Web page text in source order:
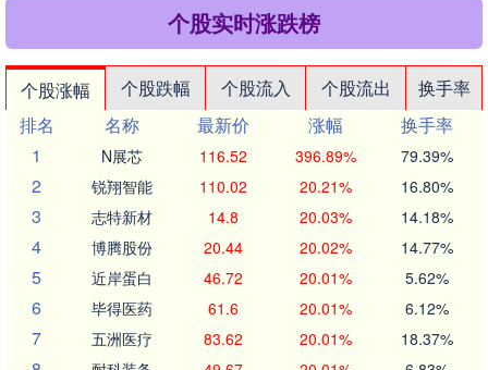
个股实时涨跌榜
个股涨幅 个股跌幅 个股流入 个股流出
换手率
排名
名称 最新价 涨幅
换手率
1
N展芯 116.52 396.89% 79.39%
2 锐翔智能 110.02 20.21% 16.80%
3 志特新材 14.8 20.03% 14.18%
4 博腾股份 20.44 20.02% 14.77%
5 近岸蛋白 46.72 20.01% 5.62%
6 毕得医药 61.6 20.01% 6.12%
7 五洲医疗 83.62 20.01% 18.37%